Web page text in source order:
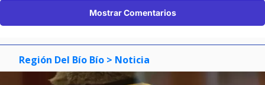
Mostrar Comentarios
Región Del Bío Bío > Noticia